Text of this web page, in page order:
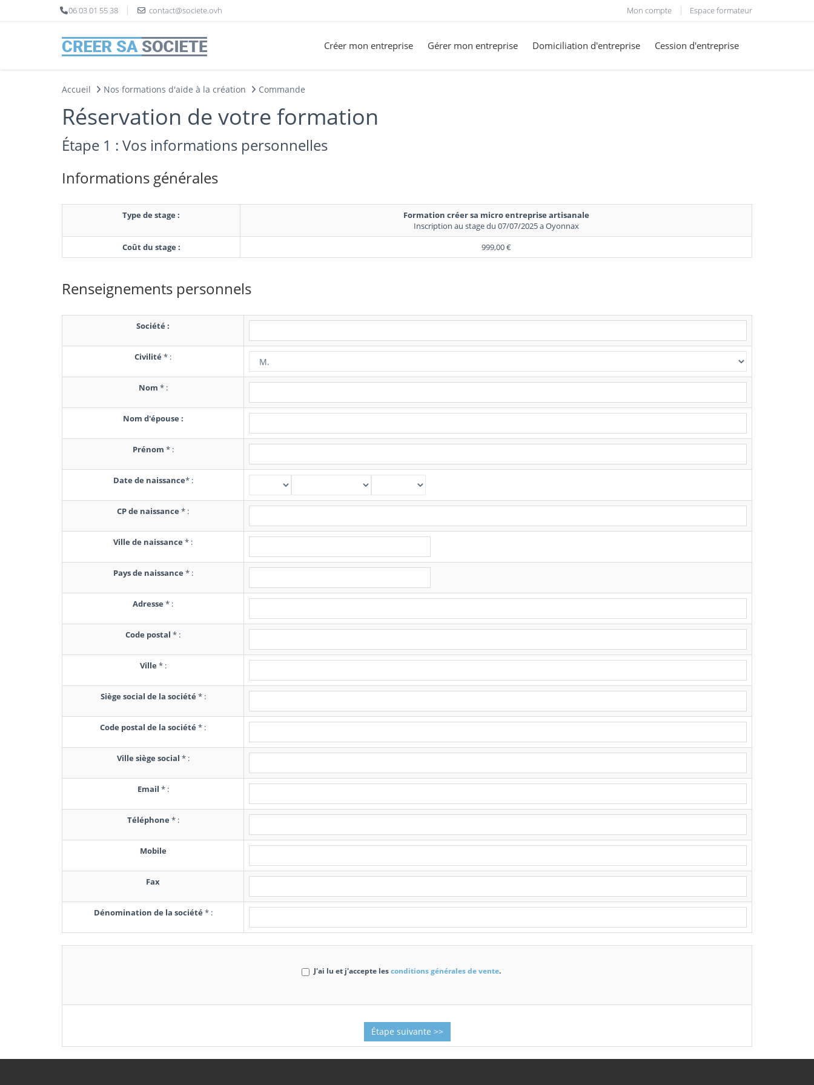
06 03 01 55 38 contact@societe.ovh Mon compte Espace formateur
Créer mon entreprise Gérer mon entreprise Domiciliation d'entreprise Cession d'entreprise
Accueil Nos formations d'aide à la création Commande
Réservation de votre formation
Étape 1 : Vos informations personnelles
Informations générales
Type de stage :
Formation créer sa micro entreprise artisanale
Inscription au stage du 07/07/2025 a Oyonnax
Coût du stage :
999,00 €
Renseignements personnels
Société :
Civilité * :
Nom *:
Nom d'épouse :
Prénom *:
Date de naissance*:
CP de naissance * :
Ville de naissance * :
Pays de naissance *:
Adresse * :
Code postal * :
Ville *:
Siège social de la société *:
Code postal de la société * :
Ville siège social *:
Email *:
Téléphone *:
Mobile
Fax
Dénomination de la société *:
J'ai lu et j'accepte lesconditions générales de vente.
Panneau de gestion des cookies